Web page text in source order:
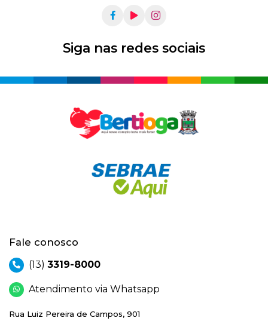
Siga nas redes sociais
Fale conosco
(13) 3319-8000
Atendimento via Whatsapp
Rua Luiz Pereira de Campos, 901